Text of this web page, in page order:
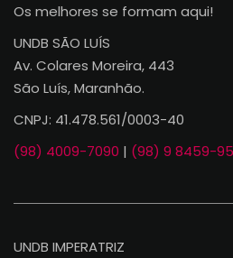
Os melhores se formam aqui!
UNDB SÃO LUÍS
Av. Colares Moreira, 443
São Luís, Maranhão.
CNPJ: 41.478.561/0003-40
(98) 4009-7090 | (98) 9 8459-
UNDB IMPERATRIZ